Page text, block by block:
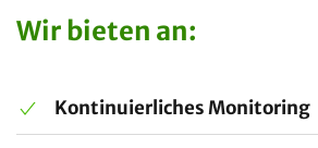
Wir bieten an:
Kontinuierliches Monitoring